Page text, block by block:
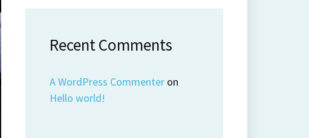
Recent Comments
A WordPress Commenter on
Hello world!